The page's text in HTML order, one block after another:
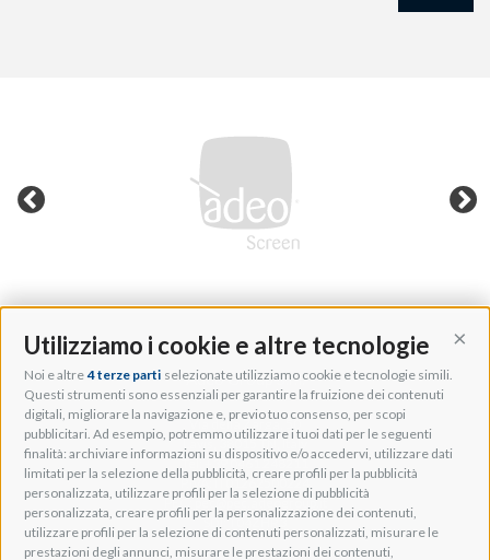
Utilizziamo i cookie e altre tecnologie
Noi e altre 4 terze parti selezionate utilizziamo cookie e tecnologie simili.
Questi strumenti sono essenziali per garantire la fruizione dei contenuti
digitali, migliorare la navigazione e, previo tuo consenso, per scopi
pubblicitari. Ad esempio, potremmo utilizzare i tuoi dati per le seguenti
finalità: archiviare informazioni su dispositivo e/o accedervi, utilizzare dati
limitati per la selezione della pubblicità, creare profili per la pubblicità
personalizzata, utilizzare profili per la selezione di pubblicità
personalizzata, creare profili per la personalizzazione dei contenuti,
utilizzare profili per la selezione di contenuti personalizzati, misurare le
prestazioni degli annunci, misurare le prestazioni dei contenuti,
Adeo Group S.r.l.
Via della Zarga, 50
Lavis, 38015 TN, Italy
Tel: +39 0461 248211
P.IVA: IT01262500224
PEC: pec@pec.adeogroup.it
SDI: T04ZHR3